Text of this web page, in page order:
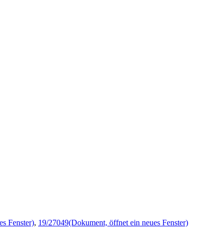
Fenster), 19/27049(Dokument, öffnet ein neues Fenster)